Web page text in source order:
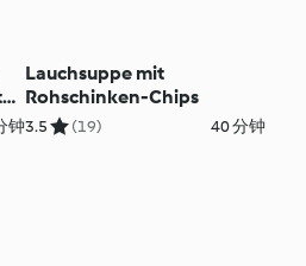
钟
Lauchsuppe mit
Rohschinken-Chips
3.5 (19) 40 分钟